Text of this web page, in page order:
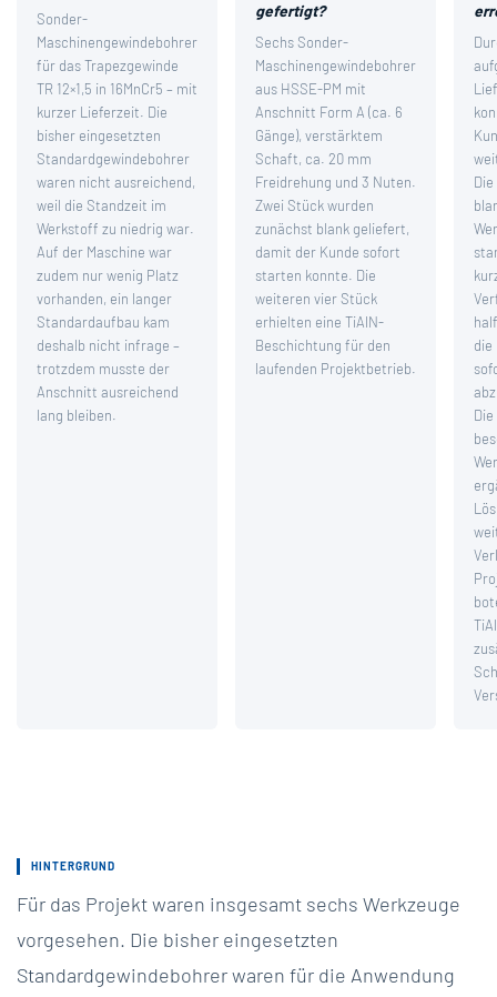
Sonder-
Maschinengewindebohrer
für das Trapezgewinde
TR 12×1,5 in 16MnCr5 – mit
kurzer Lieferzeit. Die
bisher eingesetzten
Standardgewindebohrer
waren nicht ausreichend,
weil die Standzeit im
Werkstoff zu niedrig war.
Auf der Maschine war
zudem nur wenig Platz
vorhanden, ein langer
Standardaufbau kam
deshalb nicht infrage –
trotzdem musste der
Anschnitt ausreichend
lang bleiben.
gefertigt?
Sechs Sonder-
Maschinengewindebohrer
aus HSSE-PM mit
Anschnitt Form A (ca. 6
Gänge), verstärktem
Schaft, ca. 20 mm
Freidrehung und 3 Nuten.
Zwei Stück wurden
zunächst blank geliefert,
damit der Kunde sofort
starten konnte. Die
weiteren vier Stück
erhielten eine TiAlN-
Beschichtung für den
laufenden Projektbetrieb.
die
HINTERGRUND
Für das Projekt waren insgesamt sechs Werkzeuge
vorgesehen. Die bisher eingesetzten
Standardgewindebohrer waren für die Anwendung